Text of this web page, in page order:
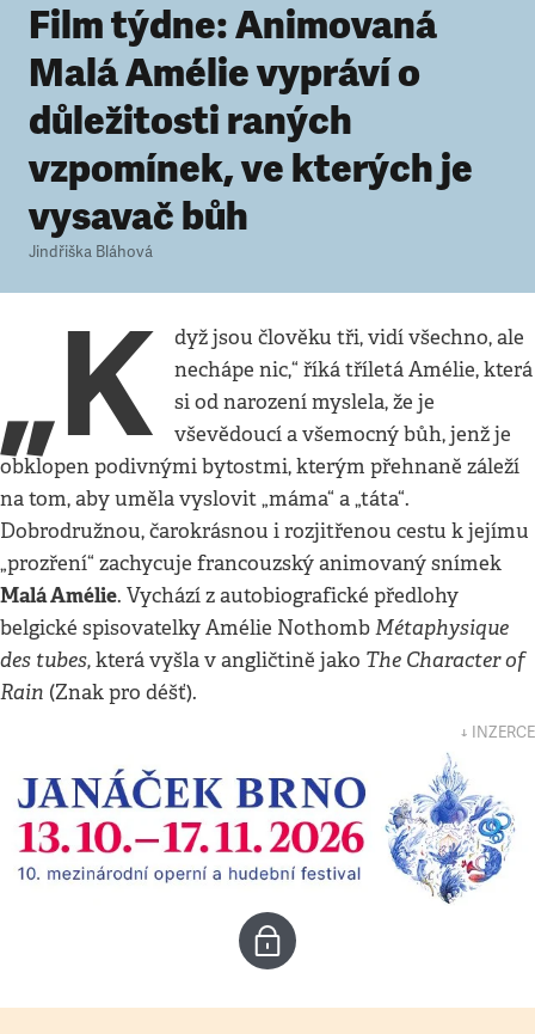
Film týdne: Animovaná
Malá Amélie vypráví o
důležitosti raných
vzpomínek, ve kterých je
vysavač bůh
Jindřiška Bláhová
„K
dyž jsou člověku tři, vidí všechno, ale
nechápe nic,“ říká tříletá Amélie, která
si od narození myslela, že je
vševědoucí a všemocný bůh, jenž je
obklopen podivnými bytostmi, kterým přehnaně záleží
na tom, aby uměla vyslovit „máma“ a „táta“.
Dobrodružnou, čarokrásnou i rozjitřenou cestu k jejímu
„prozření“ zachycuje francouzský animovaný snímek
Malá Amélie. Vychází z autobiografické předlohy
belgické spisovatelky Amélie NothombMétaphysique
des tubes,která vyšla v angličtině jako The Character of
Rain (Znak pro déšť).
↓ INZERCE